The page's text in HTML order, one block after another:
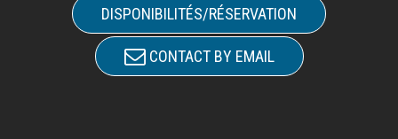
DISPONIBILITÉS/RÉSERVATION
CONTACT BY EMAIL